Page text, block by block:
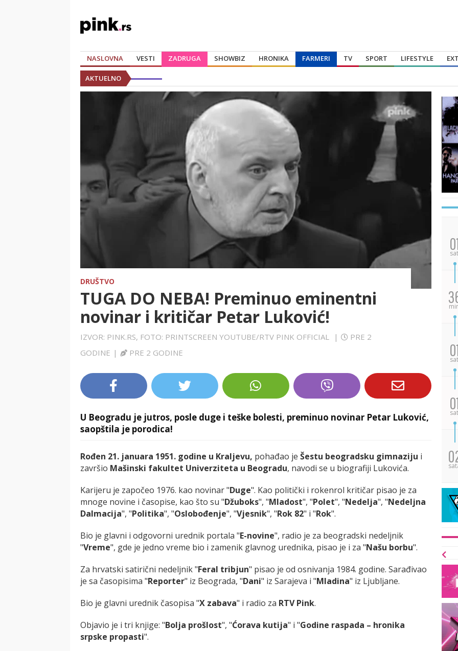
NASLOVNA VESTI ZADRUGA SHOWBIZ HRONIKA FARMERI TV SPORT LIFESTYLE
AKTUELNO
DRUŠTVO
TUGA DO NEBA! Preminuo eminentni
novinar i kritičar Petar Luković!
IZVOR: PINK.RS, FOTO: PRINTSCREEN YOUTUBE/RTV PINK OFFICIAL |
PRE 2
GODINE | PRE 2 GODINE
U Beogradu je jutros, posle duge i teške bolesti, preminuo novinar Petar Luković,
saopštila je porodica!
Rođen 21. januara 1951. godine u Kraljevu, pohađao je Šestu beogradsku gimnaziju i
završio Mašinski fakultet Univerziteta u Beogradu, navodi se u biografiji Lukovića.
Karijeru je započeo 1976. kao novinar "Duge". Kao politički i rokenrol kritičar pisao je za
mnoge novine i časopise, kao što su "Džuboks", "Mladost", "Polet", "Nedelja", "Nedeljna
Dalmacija", "Politika", "Oslobođenje", "Vjesnik", "Rok 82" i "Rok".
Bio je glavni i odgovorni urednik portala "E-novine", radio je za beogradski nedeljnik
"Vreme", gde je jedno vreme bio i zamenik glavnog urednika, pisao je i za "Našu borbu".
Za hrvatski satirični nedeljnik "Feral tribjun" pisao je od osnivanja 1984. godine. Sarađivao
je sa časopisima "Reporter" iz Beograda, "Dani" iz Sarajeva i "Mladina" iz Ljubljane.
Bio je glavni urednik časopisa "X zabava" i radio za RTV Pink.
Objavio je i tri knjige: "Bolja prošlost", "Ćorava kutija" i "Godine raspada – hronika
srpske propasti".
sat
sat
sat